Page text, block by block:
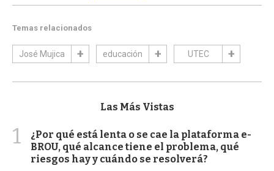
Temas relacionados
José Mujica educación UTEC
Las Más Vistas
1
¿Por qué está lenta o se cae la plataforma e-
BROU, qué alcance tiene el problema, qué
riesgos hay y cuándo se resolverá?